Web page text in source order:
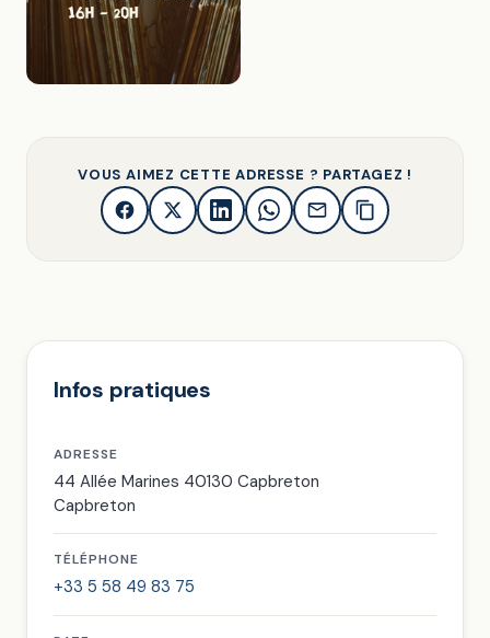
VOUS AIMEZ CETTE ADRESSE ? PARTAGEZ !
Infos pratiques
ADRESSE
44 Allée Marines 40130 Capbreton
Capbreton
TÉLÉPHONE
+33 5 58 49 83 75